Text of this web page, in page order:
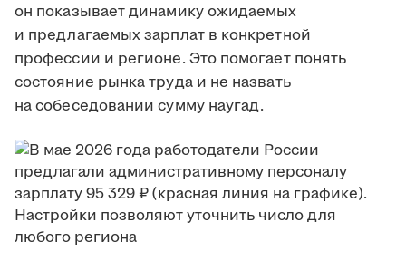
он показывает динамику ожидаемых
и предлагаемых зарплат в конкретной
профессии и регионе. Это помогает понять
состояние рынка труда и не назвать
на собеседовании сумму наугад.